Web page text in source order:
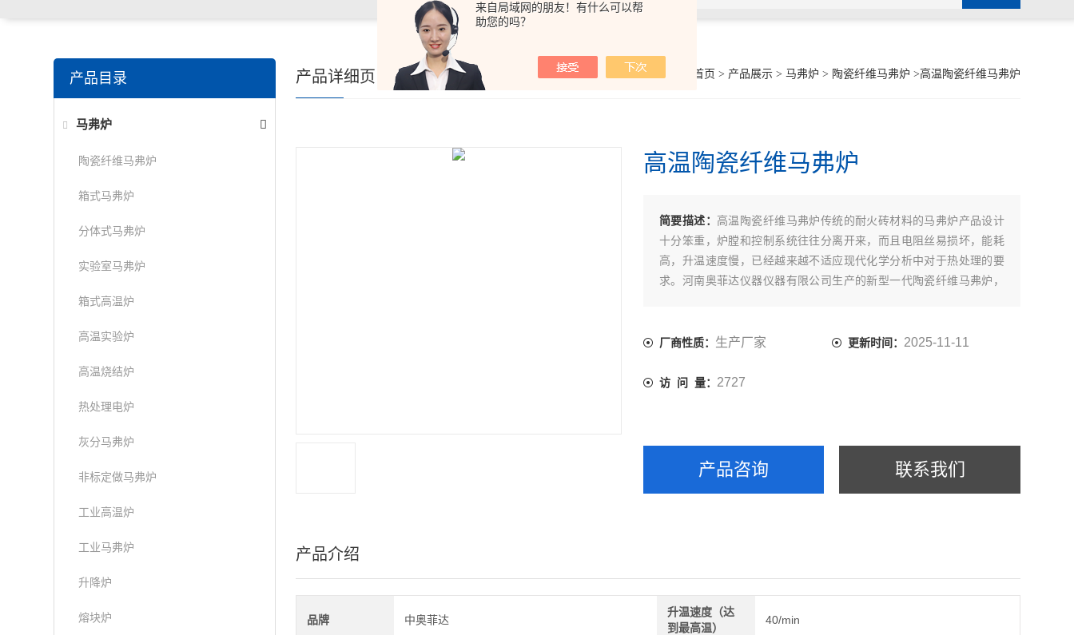
来自局域网的朋友！有什么可以帮
助您的吗？
你的位置： 首页 > 产品展示> 马弗炉 > 陶瓷纤维马弗炉 >高温陶瓷纤维马弗炉
产品详细页
高温陶瓷纤维马弗炉
简要描述： 高温陶瓷纤维马弗炉传统的耐火砖材料的马弗炉产品设计
十分笨重，炉膛和控制系统往往分离开来，而且电阻丝易损坏，能耗
高，升温速度慢，已经越来越不适应现代化学分析中对于热处理的要
求。河南奥菲达仪器仪器有限公司生产的新型一代陶瓷纤维马弗炉，
冶金、化工、石油、陶瓷、玻璃、电子等行业都得到了广泛
厂商性质： 生产厂家 更新时间： 2025-11-11
访 问 量： 2727
产品咨询 联系我们
产品介绍
品牌 中奥菲达
升温速度（达
到最高温）
40/min
产品目录
马弗炉
陶瓷纤维马弗炉
箱式马弗炉
分体式马弗炉
实验室马弗炉
箱式高温炉
高温实验炉
高温烧结炉
热处理电炉
灰分马弗炉
非标定做马弗炉
工业高温炉
工业马弗炉
升降炉
熔块炉